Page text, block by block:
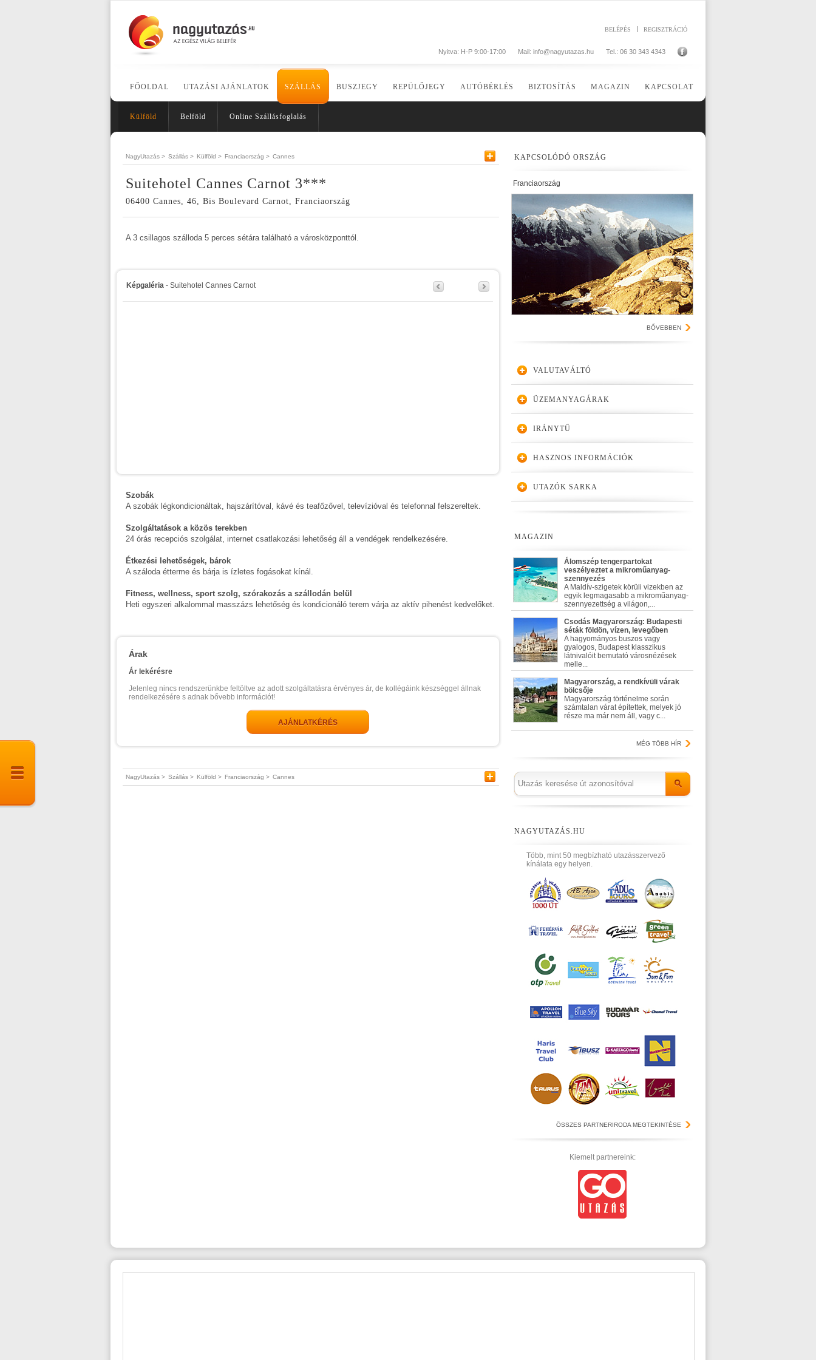
REGISZTRÁCIÓ
BELÉPÉS
Tel.: 06 30 343 4343
Mail: info@nagyutazas.hu
Nyitva: H-P 9:00-17:00
FŐOLDAL UTAZÁSI AJÁNLATOK SZÁLLÁS BUSZJEGY REPÜLŐJEGY AUTÓBÉRLÉS BIZTOSÍTÁS MAGAZIN KAPCSOLAT
Külföld Belföld Online Szállásfoglalás
NagyUtazás > Szállás > Külföld > Franciaország > Cannes
Suitehotel Cannes Carnot 3***
06400 Cannes, 46, Bis Boulevard Carnot, Franciaország
A 3 csillagos szálloda 5 perces sétára található a városközponttól.
Képgaléria - Suitehotel Cannes Carnot
Szobák
A szobák légkondicionáltak, hajszárítóval, kávé és teafőzővel, televízióval és telefonnal felszereltek.
Szolgáltatások a közös terekben
24 órás recepciós szolgálat, internet csatlakozási lehetőség áll a vendégek rendelkezésére.
Étkezési lehetőségek, bárok
A száloda étterme és bárja is ízletes fogásokat kínál.
Fitness, wellness, sport szolg, szórakozás a szállodán belül
Heti egyszeri alkalommal masszázs lehetőség és kondicionáló terem várja az aktív pihenést kedvelőket.
Árak
Ár lekérésre
Jelenleg nincs rendszerünkbe feltöltve az adott szolgáltatásra érvényes ár, de kollégáink készséggel állnak
rendelkezésére s adnak bővebb információt!
AJÁNLATKÉRÉS
NagyUtazás > Szállás > Külföld > Franciaország > Cannes
KAPCSOLÓDÓ ORSZÁG
Franciaország
BŐVEBBEN
VALUTAVÁLTÓ
ÜZEMANYAGÁRAK
IRÁNYTŰ
HASZNOS INFORMÁCIÓK
UTAZÓK SARKA
MAGAZIN
Álomszép tengerpartokat
veszélyeztet a mikroműanyag-
szennyezés
A Maldív-szigetek körüli vizekben az
egyik legmagasabb a mikroműanyag-
szennyezettség a világon,...
Csodás Magyarország: Budapesti
séták földön, vízen, levegőben
A hagyományos buszos vagy
gyalogos, Budapest klasszikus
látnivalóit bemutató városnézések
melle...
Magyarország, a rendkívüli várak
bölcsője
Magyarország történelme során
számtalan várat építettek, melyek jó
része ma már nem áll, vagy c...
MÉG TÖBB HÍR
NAGYUTAZÁS.HU
Több, mint 50 megbízható utazásszervező
kínálata egy helyen.
ÖSSZES PARTNERIRODA MEGTEKINTÉSE
Kiemelt partnereink: